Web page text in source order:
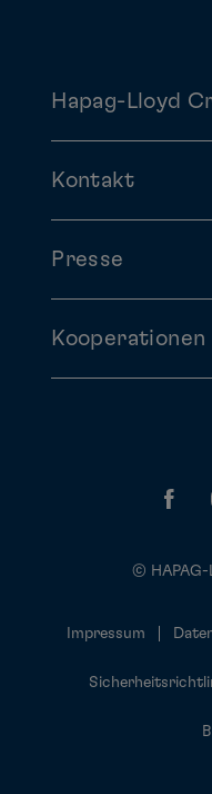
Hapag-Lloyd
Kontakt
Presse
Kooperationen
© HAPAG-
Impressum